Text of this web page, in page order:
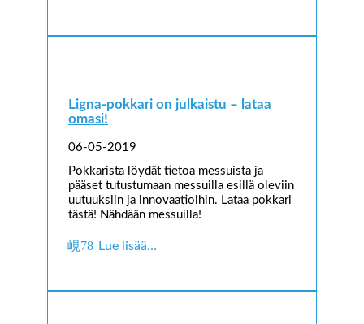
Ligna-pokkari on julkaistu – lataa
omasi!
06-05-2019
Pokkarista löydät tietoa messuista ja
pääset tutustumaan messuilla esillä oleviin
uutuuksiin ja innovaatioihin. Lataa pokkari
tästä! Nähdään messuilla!
Lue lisää…